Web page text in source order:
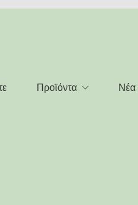
Προϊόντα Νέα